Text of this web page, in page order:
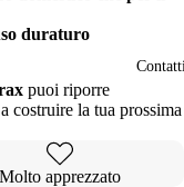
duraturo
puoi riporre
costruire la tua prossima
Molto apprezzato